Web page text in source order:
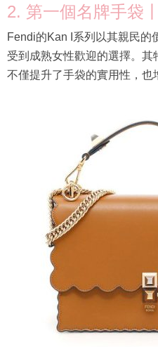
2. 第一個名牌手袋
Fendi的Kan I系列以其親民的
受到成熟女性歡迎的選擇。其
不僅提升了手袋的實用性，也